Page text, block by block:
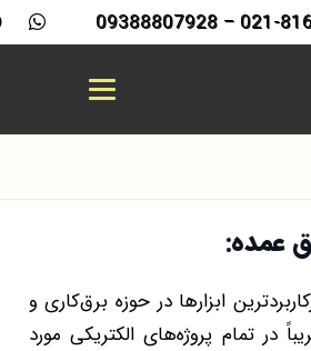
عمده:
ابزارها در حوزه برق‌کاری و
در تمام پروژه‌های الکتریکی مورد